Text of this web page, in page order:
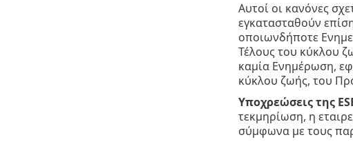
Αυτοί οι κανόνες
εγκατασταθούν
οποιωνδήποτε
Τέλους του κύκλου
καμία Ενημέρωση,
κύκλου ζωής, του
Υποχρεώσεις της
τεκμηρίωση, η
σύμφωνα με τους